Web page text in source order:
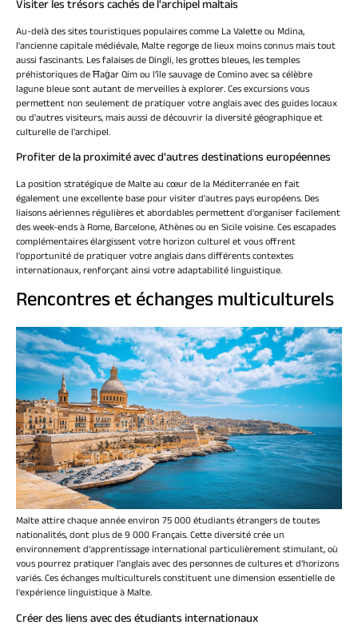
Visiter les trésors cachés de l'archipel maltais
Au-delà des sites touristiques populaires comme La Valette ou Mdina,
l'ancienne capitale médiévale, Malte regorge de lieux moins connus mais tout
aussi fascinants. Les falaises de Dingli, les grottes bleues, les temples
préhistoriques de Ħaġar Qim ou l'île sauvage de Comino avec sa célèbre
lagune bleue sont autant de merveilles à explorer. Ces excursions vous
permettent non seulement de pratiquer votre anglais avec des guides locaux
ou d'autres visiteurs, mais aussi de découvrir la diversité géographique et
culturelle de l'archipel.
Profiter de la proximité avec d'autres destinations européennes
La position stratégique de Malte au cœur de la Méditerranée en fait
également une excellente base pour visiter d'autres pays européens. Des
liaisons aériennes régulières et abordables permettent d'organiser facilement
des week-ends à Rome, Barcelone, Athènes ou en Sicile voisine. Ces escapades
complémentaires élargissent votre horizon culturel et vous offrent
l'opportunité de pratiquer votre anglais dans différents contextes
internationaux, renforçant ainsi votre adaptabilité linguistique.
Rencontres et échanges multiculturels
Malte attire chaque année environ 75 000 étudiants étrangers de toutes
nationalités, dont plus de 9 000 Français. Cette diversité crée un
environnement d'apprentissage international particulièrement stimulant, où
vous pourrez pratiquer l'anglais avec des personnes de cultures et d'horizons
variés. Ces échanges multiculturels constituent une dimension essentielle de
l'expérience linguistique à Malte.
Créer des liens avec des étudiants internationaux